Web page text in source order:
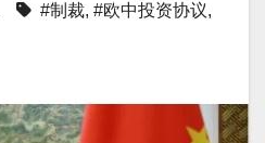
#制裁, #欧中投资协议,